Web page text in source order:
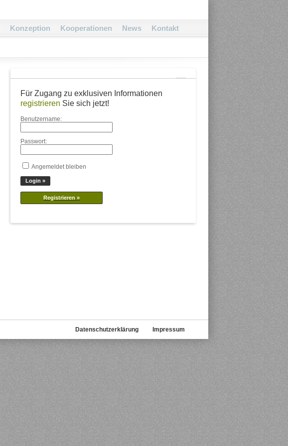
Konzeption Kooperationen News Kontakt
Für Zugang zu exklusiven Informationen
registrieren Sie sich jetzt!
Benutzername:
Passwort:
Angemeldet bleiben
Datenschutzerklärung Impressum